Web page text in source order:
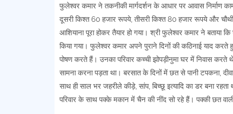
फुलेश्वर कमार ने तकनीकी मार्गदर्शन के आधार पर आवास निर्माण
दूसरी किश्त 60 हजार रूपये, तीसरी किश्त 80 हजार रूपये और
आशियाना पूरा होकर तैयार हो गया। श्री फुलेश्वर कमार ने बताया
किया गया। फुलेश्वर कमार अपने पुराने दिनों की कठिनाई याद करते
पोषण करते हैं। उनका परिवार कच्ची झोपड़ीनुमा घर में निवास
सामना करना पड़ता था। बरसात के दिनों में छत से पानी टपकना,
साथ ही साल भर जहरीले कीड़े, सांप, बिच्छू इत्यादि का डर बना
परिवार के साथ पक्के मकान में चैन की नींद सो रहे हैं। पक्की छत